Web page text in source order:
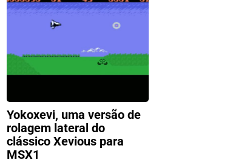
Yokoxevi, uma versão de
rolagem lateral do
clássico Xevious para
MSX1